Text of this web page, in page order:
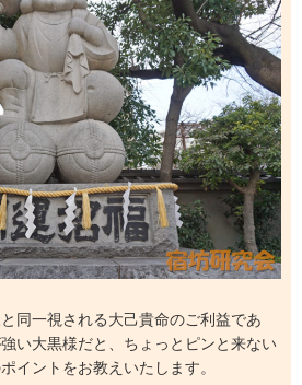
同一視される大己貴命のご利益であ
い大黒様だと、ちょっとピンと来ない
イントをお教えいたします。